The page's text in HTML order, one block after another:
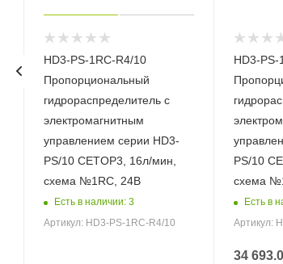
HD3-PS-1RC-R4/10
Пропорциональный
гидрораспределитель с
электромагнитным
управлением серии HD3-
PS/10 CETOP3, 16л/мин,
схема №1RC, 24В
Есть в наличии: 3
Артикул: HD3-PS-1RC-R4/10
HD3-PS-
PS/10
схема
Есть в
Артикул:
34